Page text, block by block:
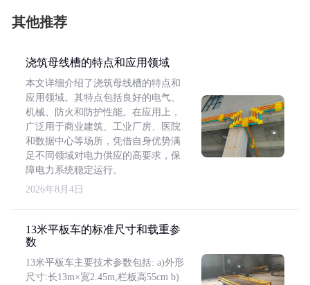
其他推荐
浇筑母线槽的特点和应用领域
本文详细介绍了浇筑母线槽的特点和
应用领域。其特点包括良好的电气、
机械、防火和防护性能。在应用上，
广泛用于商业建筑、工业厂房、医院
和数据中心等场所，凭借自身优势满
足不同领域对电力供应的高要求，保
障电力系统稳定运行。
2026年8月4日
13米平板车的标准尺寸和载重参
数
13米平板车主要技术参数包括: a)外形
尺寸:长13m×宽2.45m,栏板高55cm b)